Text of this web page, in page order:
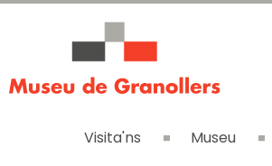
Visita'ns Museu